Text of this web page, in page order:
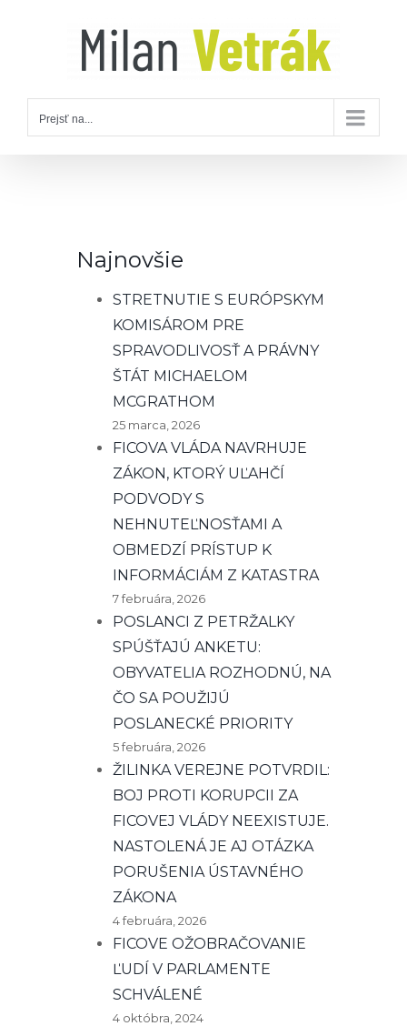
Prejsť na...
Najnovšie
STRETNUTIE S EURÓPSKYM
KOMISÁROM PRE
SPRAVODLIVOSŤ A PRÁVNY
ŠTÁT MICHAELOM
MCGRATHOM
25 marca, 2026
FICOVA VLÁDA NAVRHUJE
ZÁKON, KTORÝ UĽAHČÍ
PODVODY S
NEHNUTEĽNOSŤAMI A
OBMEDZÍ PRÍSTUP K
INFORMÁCIÁM Z KATASTRA
7 februára, 2026
POSLANCI Z PETRŽALKY
SPÚŠŤAJÚ ANKETU:
OBYVATELIA ROZHODNÚ, NA
ČO SA POUŽIJÚ
POSLANECKÉ PRIORITY
5 februára, 2026
ŽILINKA VEREJNE POTVRDIL:
BOJ PROTI KORUPCII ZA
FICOVEJ VLÁDY NEEXISTUJE.
NASTOLENÁ JE AJ OTÁZKA
PORUŠENIA ÚSTAVNÉHO
ZÁKONA
4 februára, 2026
FICOVE OŽOBRAČOVANIE
ĽUDÍ V PARLAMENTE
SCHVÁLENÉ
4 októbra, 2024